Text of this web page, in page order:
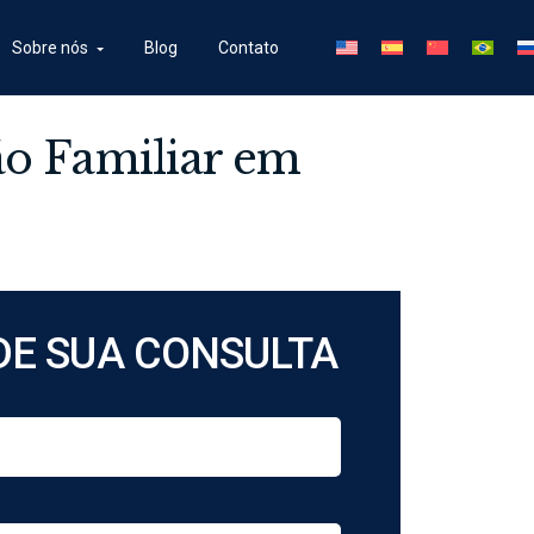
Sobre nós Blog Contato
Familiar em
SUA CONSULTA